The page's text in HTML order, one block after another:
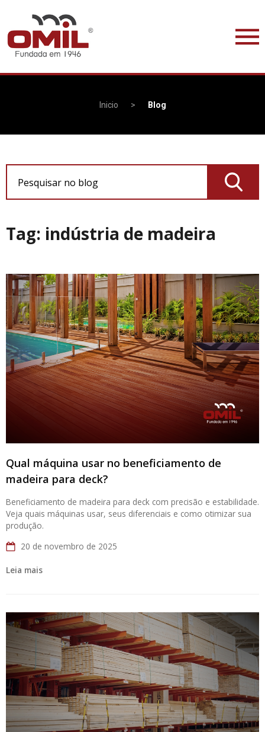
Inicio > Blog
Tag: indústria de madeira
Qual máquina usar no beneficiamento de
madeira para deck?
Beneficiamento de madeira para deck com precisão e estabilidade.
Veja quais máquinas usar, seus diferenciais e como otimizar sua
produção.
20 de novembro de 2025
Leia mais
Pesquisar no blog